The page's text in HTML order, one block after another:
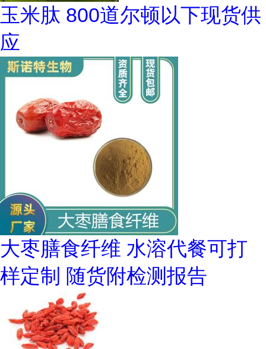
玉米肽 800道尔顿以下现货供
应
大枣膳食纤维 水溶代餐可打
样定制 随货附检测报告